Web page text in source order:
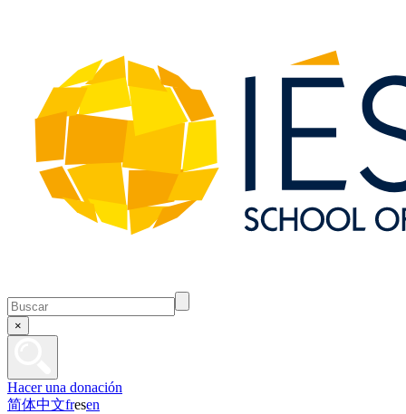
×
Hacer una donación
简体中文fresen